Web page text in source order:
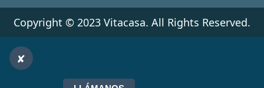
Copyright © 2023 Vitacasa. All Rights Reserved.